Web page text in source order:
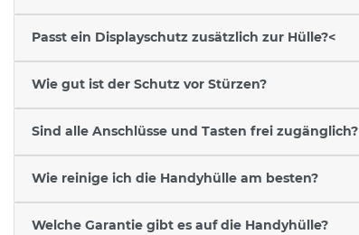
Passt ein Displayschutz zusätzlich zur Hülle?<
Wie gut ist der Schutz vor Stürzen?
Sind alle Anschlüsse und Tasten frei zugänglich?
Wie reinige ich die Handyhülle am besten?
Welche Garantie gibt es auf die Handyhülle?